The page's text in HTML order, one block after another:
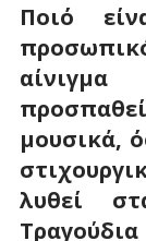
Ποιό
μουσικά,
λυθεί